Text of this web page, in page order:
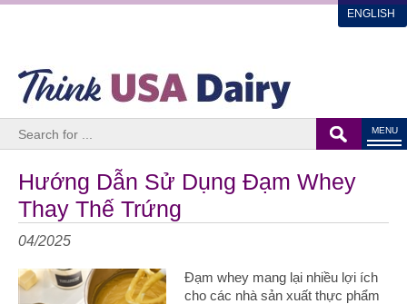
ENGLISH
MENU
Hướng Dẫn Sử Dụng Đạm Whey
Thay Thế Trứng
04/2025
Đạm whey mang lại nhiều lợi ích
cho các nhà sản xuất thực phẩm